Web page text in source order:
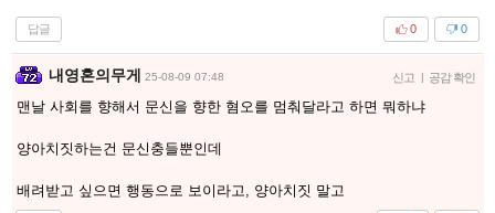
답글 0
0
내영혼의무게 25-08-09 07:48 신고 | 공감 확인
맨날 사회를 향해서 문신을 향한 혐오를 멈춰달라고 하면 뭐하냐
양아치짓하는건 문신충들뿐인데
배려받고 싶으면 행동으로 보이라고, 양아치짓 말고